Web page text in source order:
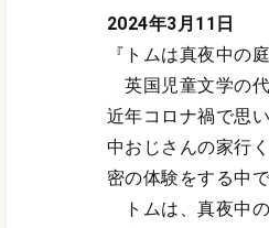
2024年3月11日
『トムは真夜中
英国児童文学の
近年コロナ禍で思
中おじさんの家行
密の体験をする中
トムは、真夜中